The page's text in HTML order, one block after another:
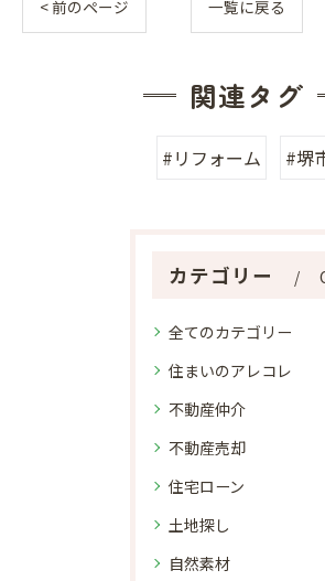
< 前のページ 一覧に戻る
関連タグ
#リフォーム #堺
カテゴリー
全てのカテゴリー
住まいのアレコレ
不動産仲介
不動産売却
住宅ローン
土地探し
自然素材